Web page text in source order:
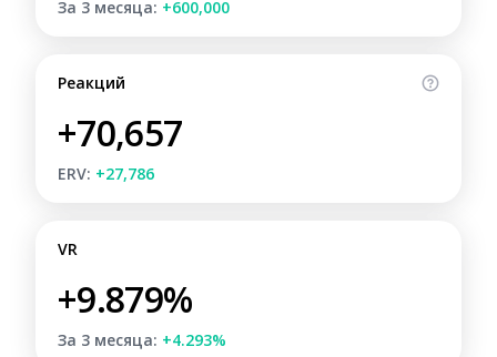
За 3 месяца: +600,000
Реакций
+70,657
ERV: +27,786
VR
+9.879%
За 3 месяца: +4.293%